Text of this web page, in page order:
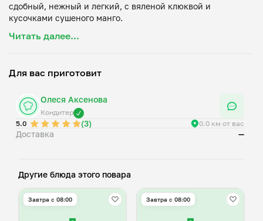
сдобный, нежный и легкий, с вяленой клюквой и
кусочками сушеного манго.
Размер кулича - 9 см в диаметре, ок 10-11 см высотой.
сушеное, сушеная клюква, сахар, цедра лимона, желатин,
Читать далее...
Для вас приготовит
Олеся Аксенова
Кондитер
5.0
(3) 0.0 км от вас
Доставка —
Другие блюда этого повара
Завтра c 08:00 Завтра c 08:00